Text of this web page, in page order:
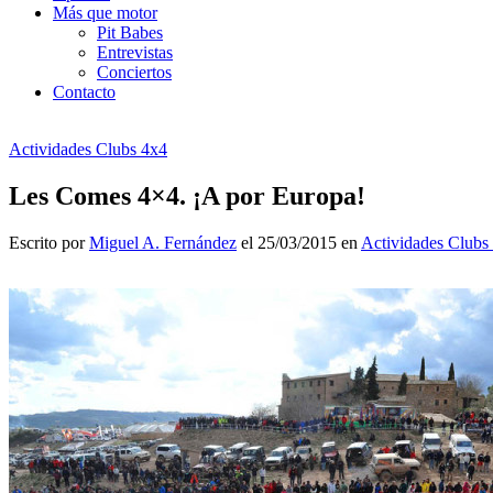
Más que motor
Pit Babes
Entrevistas
Conciertos
Contacto
Actividades Clubs 4x4
Les Comes 4×4. ¡A por Europa!
Escrito porMiguel A. Fernández el 25/03/2015 en Actividades Clubs